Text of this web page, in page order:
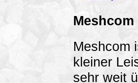
Meshcom
Meshcom
kleiner
sehr weit